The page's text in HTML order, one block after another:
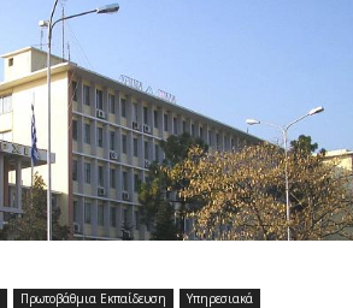
Πρωτοβάθμια Εκπαίδευση
Υπηρεσιακά